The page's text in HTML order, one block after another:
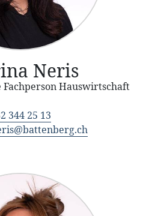
Neris
Hauswirtschaft
344 25 13